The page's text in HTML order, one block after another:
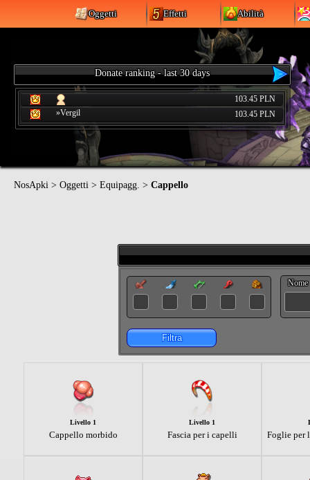
Oggetti Effetti Abilità
Donate ranking - last 30 days
103.45 PLN
»Vergil
103.45 PLN
NosApki > Oggetti > Equipagg. > Cappello
Nome
Filtra
Livello 1
Cappello morbido
Livello 1
Fascia per i capelli Foglie per